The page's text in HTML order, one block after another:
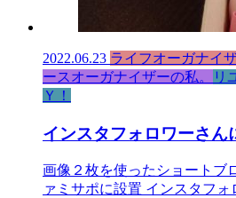
2022.06.23 ライフオーガナイ
ースオーガナイザーの私。
リ
Ｙ！
インスタフォロワーさん
画像２枚を使ったショートブ
ァミサポに設置 インスタフ